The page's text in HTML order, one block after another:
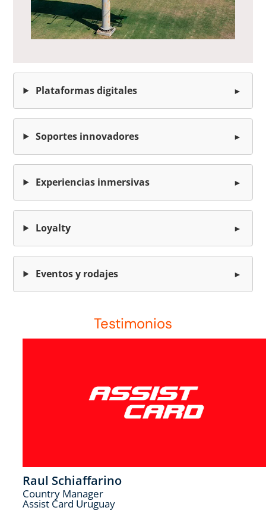
Plataformas digitales
Soportes innovadores
Experiencias inmersivas
Loyalty
Eventos y rodajes
Testimonios
Raul Schiaffarino
Country Manager
Assist Card Uruguay